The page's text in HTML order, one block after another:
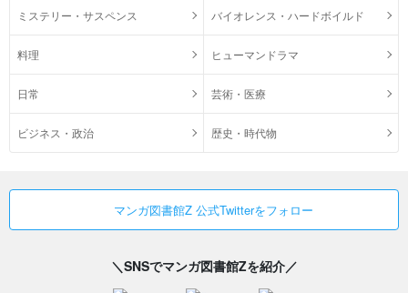
ミステリー・サスペンス バイオレンス・ハードボイルド
料理 ヒューマンドラマ
日常 芸術・医療
ビジネス・政治 歴史・時代物
マンガ図書館Z 公式Twitterをフォロー
＼SNSでマンガ図書館Zを紹介／